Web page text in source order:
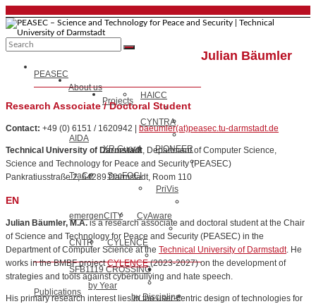
to
content
PEASEC
Science
and
for
Peace
and
Security
University
of
Darmstadt
Menu
PEASEC
About us
Projects
HAICC
CYNTRA
AIDA
XR Guard
PIONEER
TraCe
SecFOCI
PriVis
emergenCITY CyAware
CNTR CYLENCE
SFB1119 CROSSING
Publications
by Year
by Discipline
Julian Bäumler
Research Associate / Doctoral Student
Contact: +49 (0) 6151 / 1620942 | baeumler(at)peasec.tu-darmstadt.de
Technical University of Darmstadt , Department of Computer Science,
Science and Technology for Peace and Security (PEASEC)
Pankratiusstraße 2, 64289 Darmstadt, Room 110
EN
Julian Bäumler, M.A.is a research associate and doctoral student at the Chair
of Science and Technology for Peace and Security (PEASEC) in the
Department of Computer Science at the Technical University of Darmstadt. He
works in the BMBF projectCYLENCE(2023-2027) on the development of
strategies and tools against cyberbullying and hate speech.
His primary research interest lies in the user-centric design of technologies for